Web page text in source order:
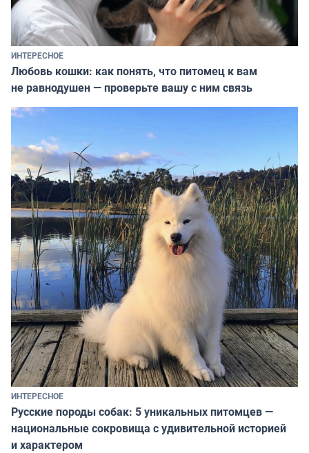
ИНТЕРЕСНОЕ
Любовь кошки: как понять, что питомец к вам
не равнодушен — проверьте вашу с ним связь
ИНТЕРЕСНОЕ
Русские породы собак: 5 уникальных питомцев —
национальные сокровища с удивительной историей
и характером